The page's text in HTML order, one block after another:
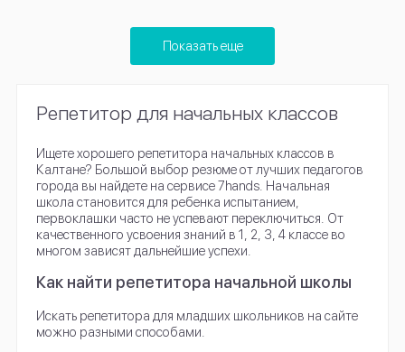
Показать еще
Репетитор для начальных классов
Ищете хорошего репетитора начальных классов в
Калтане? Большой выбор резюме от лучших педагогов
города вы найдете на сервисе 7hands. Начальная
школа становится для ребенка испытанием,
первоклашки часто не успевают переключиться. От
качественного усвоения знаний в 1, 2, 3, 4 классе во
многом зависят дальнейшие успехи.
Как найти репетитора начальной школы
Искать репетитора для младших школьников на сайте
можно разными способами.